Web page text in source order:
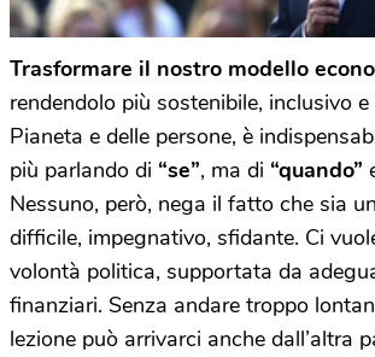
Trasformare il nostro modello
rendendolo più sostenibile, inclusivo
Pianeta e delle persone, è
più parlando di “se”, ma di “quando”
Nessuno, però, nega il fatto che sia
difficile, impegnativo, sfidante. Ci
volontà politica, supportata da
finanziari. Senza andare troppo
lezione può arrivarci anche dall’altra